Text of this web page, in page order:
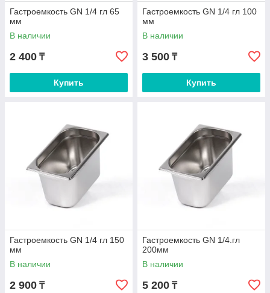
Гастроемкость GN 1/4 гл 65
мм
В наличии
2 400 ₸
Купить
Гастроемкость GN 1/4 гл 100
мм
В наличии
3 500 ₸
Купить
Гастроемкость GN 1/4 гл 150
мм
В наличии
2 900 ₸
Гастроемкость GN 1/4.гл
200мм
В наличии
5 200 ₸